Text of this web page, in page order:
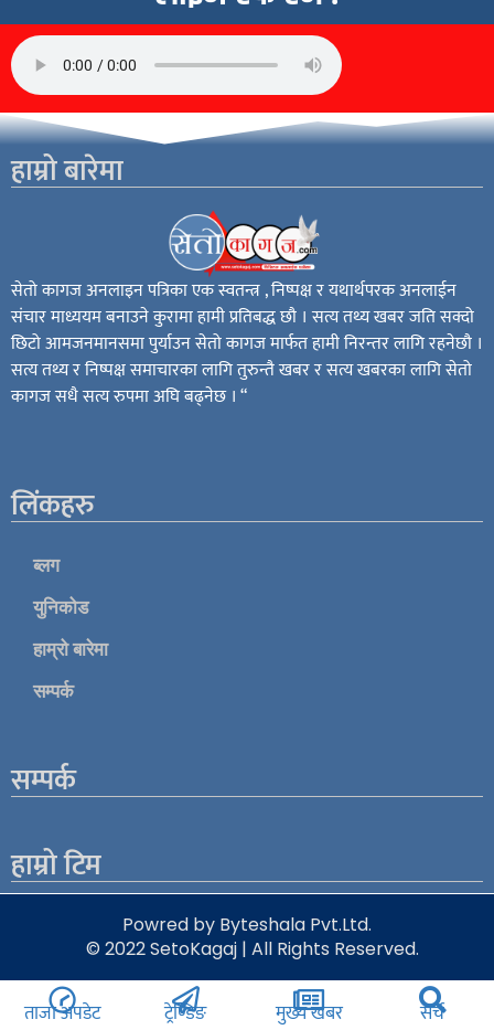
हाम्रो बारेमा
सेतो कागज अनलाइन पत्रिका एक स्वतन्त्र , निष्पक्ष र यथार्थपरक अनलाईन
संचार माध्ययम बनाउने कुरामा हामी प्रतिबद्ध छौ । सत्य तथ्य खबर जति सक्दो
छिटो आमजनमानसमा पुर्याउन सेतो कागज मार्फत हामी निरन्तर लागि रहनेछौ ।
सत्य तथ्य र निष्पक्ष समाचारका लागि तुरुन्तै खबर र सत्य खबरका लागि सेतो
कागज सधै सत्य रुपमा अघि बढ्नेछ । “
लिंकहरु
ब्लग
युनिकोड
हाम्रो बारेमा
सम्पर्क
सम्पर्क
हाम्रो टिम
© 2022 SetoKagaj | All Rights Reserved.
Powred by Byteshala Pvt.Ltd.
ताजा अपडेट ट्रेण्डिङ मुख्य खबर सर्च